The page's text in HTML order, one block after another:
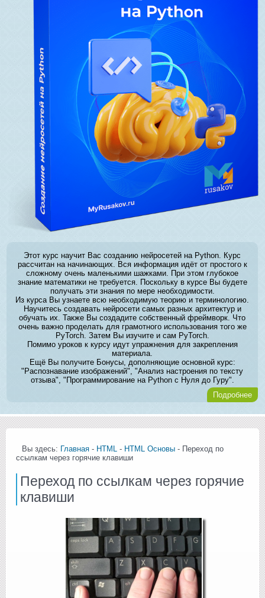
Этот курс научит Вас созданию нейросетей на Python. Курс
рассчитан на начинающих. Вся информация идёт от простого к
сложному очень маленькими шажками. При этом глубокое
знание математики не требуется. Поскольку в курсе Вы будете
получать эти знания по мере необходимости.
Из курса Вы узнаете всю необходимую теорию и терминологию.
Научитесь создавать нейросети самых разных архитектур и
обучать их. Также Вы создадите собственный фреймворк. Что
очень важно проделать для грамотного использования того же
PyTorch. Затем Вы изучите и сам PyTorch.
Помимо уроков к курсу идут упражнения для закрепления
материала.
Ещё Вы получите Бонусы, дополняющие основной курс:
"Распознавание изображений", "Анализ настроения по тексту
отзыва", "Программирование на Python с Нуля до Гуру".
Подробнее
Вы здесь: Главная - HTML - HTML Основы - Переход по
ссылкам через горячие клавиши
Переход по ссылкам через горячие
клавиши